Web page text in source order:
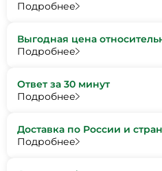
Подробнее
Выгодная цена
Подробнее
Ответ за 30 минут
Подробнее
Доставка по России и
Подробнее